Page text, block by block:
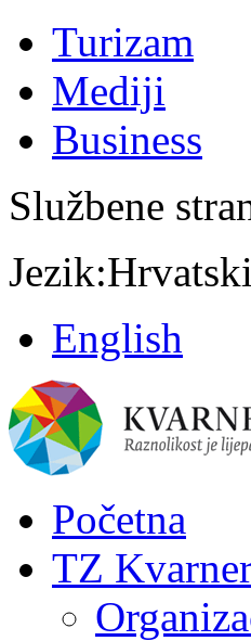
Turizam
Mediji
Business
Službene
Jezik:Hrvatski
English
Početna
TZ